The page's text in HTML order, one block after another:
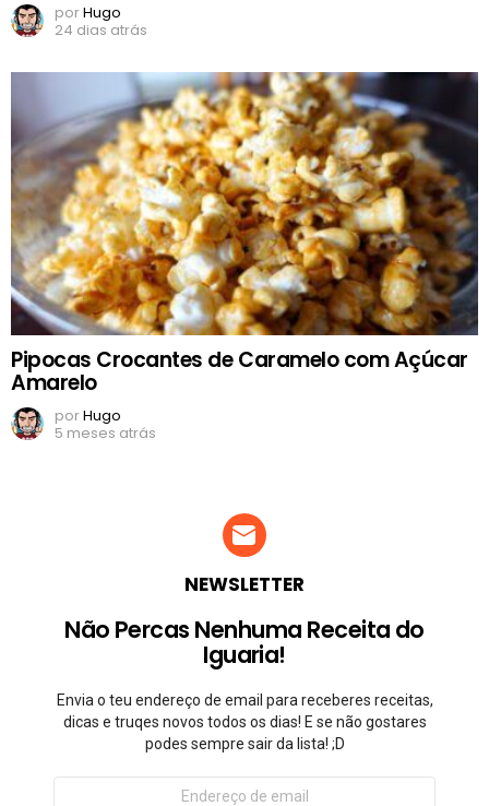
porHugo
24 dias atrás
Pipocas Crocantes de Caramelo com Açúcar
Amarelo
porHugo
5 meses atrás
NEWSLETTER
Não Percas Nenhuma Receita do
Iguaria!
Envia o teu endereço de email para receberes receitas,
dicas e truqes novos todos os dias! E se não gostares
podes sempre sair da lista! ;D
Endereço